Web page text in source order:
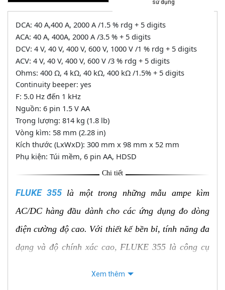
sử dụng
DCA: 40 A,400 A, 2000 A /1.5 % rdg + 5 digits
ACA: 40 A, 400A, 2000 A /3.5 % + 5 digits
DCV: 4 V, 40 V, 400 V, 600 V, 1000 V /1 % rdg + 5 digits
ACV: 4 V, 40 V, 400 V, 600 V /3 % rdg + 5 digits
Ohms: 400 Ω, 4 kΩ, 40 kΩ, 400 kΩ /1.5% + 5 digits
Continuity beeper: yes
F: 5.0 Hz đến 1 kHz
Nguồn: 6 pin 1.5 V AA
Trọng lượng: 814 kg (1.8 lb)
Vòng kìm: 58 mm (2.28 in)
Kích thước (LxWxD): 300 mm x 98 mm x 52 mm
Phụ kiện: Túi mềm, 6 pin AA, HDSD
Chi tiết
FLUKE 355là một trong những mẫu ampe kìm
AC/DC hàng đầu dành cho các ứng dụng đo dòng
điện cường độ cao. Với thiết kế bền bỉ, tính năng đa
dạng và độ chính xác cao, FLUKE 355 là công cụ
Xem thêm